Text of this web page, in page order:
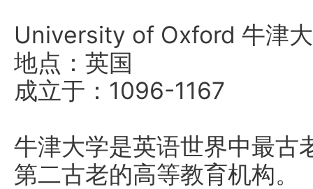
University of Oxford 牛津
地点：英国
成立于：1096-1167
牛津大学是英语世界中最古
第二古老的高等教育机构。